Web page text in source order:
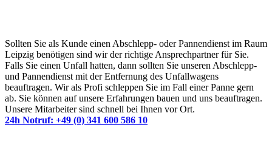
Sollten Sie als Kunde einen Abschlepp- oder Pannendienst im Raum
Leipzig benötigen sind wir der richtige Ansprechpartner für Sie.
Falls Sie einen Unfall hatten, dann sollten Sie unseren Abschlepp-
und Pannendienst mit der Entfernung des Unfallwagens
beauftragen. Wir als Profi schleppen Sie im Fall einer Panne gern
ab. Sie können auf unsere Erfahrungen bauen und uns beauftragen.
Unsere Mitarbeiter sind schnell bei Ihnen vor Ort.
24h Notruf: +49 (0) 341 600 586 10